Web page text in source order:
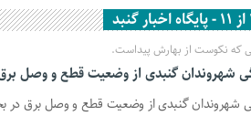
که نکوست از بهارش پیداست.
شهروندان گنبدی از وضعیت قطع و وصل
شهروندان گنبدی از وضعیت قطع و وصل برق در